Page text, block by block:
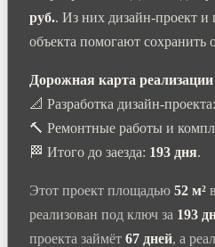
руб.. Из них дизайн-проект и
объекта помогают сохранить
Дорожная карта
📐 Разработка дизайн-проекта:
🔨 Ремонтные работы и
🏁 Итого до заезда: 193 дня.
Этот проект площадью 52 м²
реализован под ключ за 193
проекта займёт 67 дней, а